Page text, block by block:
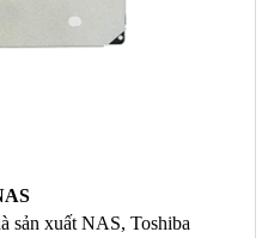
sản xuất NAS, Toshiba